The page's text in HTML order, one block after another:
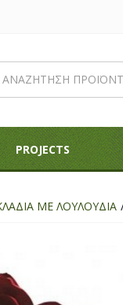
PROJECTS
ΜΕ ΛΟΥΛΟΥΔΙΑ